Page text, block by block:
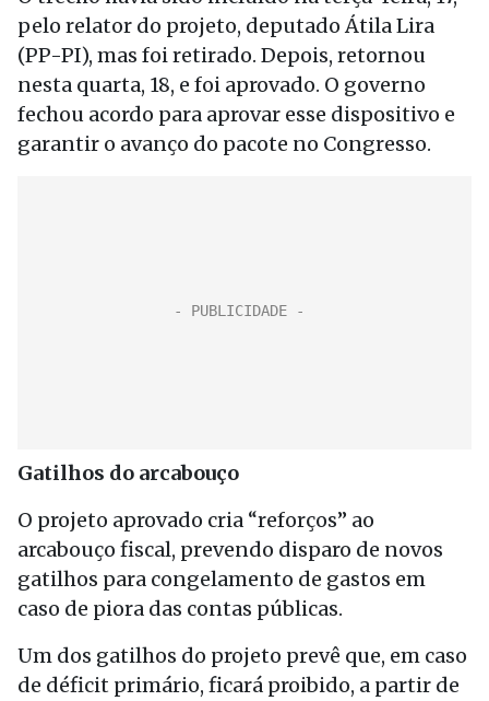
pelo relator do projeto, deputado Átila Lira
(PP-PI), mas foi retirado. Depois, retornou
nesta quarta, 18, e foi aprovado. O governo
fechou acordo para aprovar esse dispositivo e
garantir o avanço do pacote no Congresso.
Gatilhos do arcabouço
O projeto aprovado cria “reforços” ao
arcabouço fiscal, prevendo disparo de novos
gatilhos para congelamento de gastos em
caso de piora das contas públicas.
Um dos gatilhos do projeto prevê que, em caso
de déficit primário, ficará proibido, a partir de